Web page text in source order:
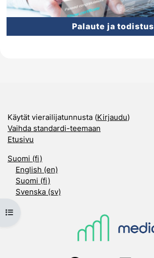
Avaa kurssisisältö
Palaute ja todistus
Käytät vierailijatunnusta (Kirjaudu)
Vaihda standardi-teemaan
Etusivu
Suomi ‎(fi)‎
English ‎(en)‎
Suomi ‎(fi)‎
Svenska ‎(sv)‎